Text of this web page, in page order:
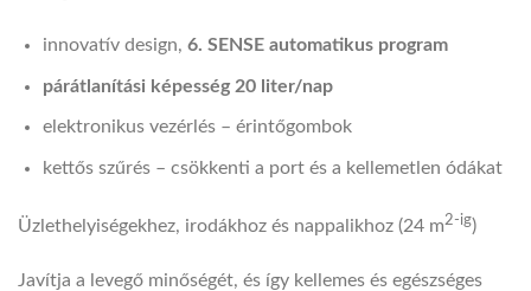
innovatív design, 6. SENSE automatikus program
párátlanítási képesség 20 liter/nap
elektronikus vezérlés – érintőgombok
kettős szűrés – csökkenti a port és a kellemetlen ódákat
Üzlethelyiségekhez, irodákhoz és nappalikhoz (24 m2-ig)
Javítja a levegő minőségét, és így kellemes és egészséges